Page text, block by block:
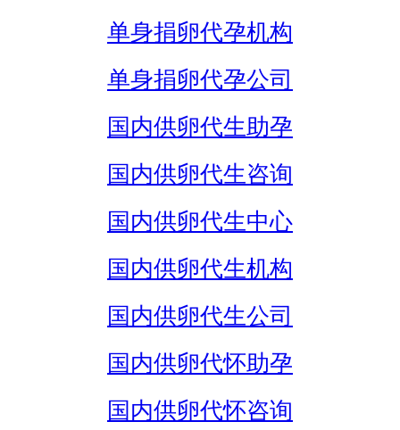
单身捐卵代孕机构
单身捐卵代孕公司
国内供卵代生助孕
国内供卵代生咨询
国内供卵代生中心
国内供卵代生机构
国内供卵代生公司
国内供卵代怀助孕
国内供卵代怀咨询